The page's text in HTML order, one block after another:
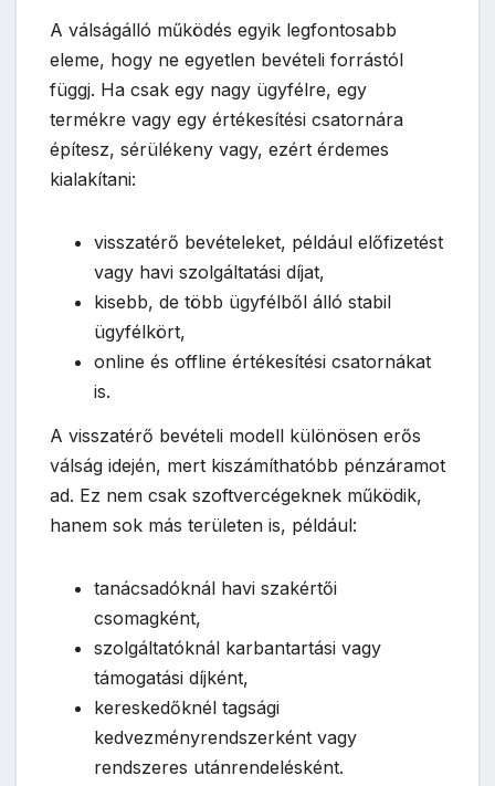
A válságálló működés egyik legfontosabb
eleme, hogy ne egyetlen bevételi forrástól
függj. Ha csak egy nagy ügyfélre, egy
termékre vagy egy értékesítési csatornára
építesz, sérülékeny vagy, ezért érdemes
kialakítani:
visszatérő bevételeket, például előfizetést
vagy havi szolgáltatási díjat,
kisebb, de több ügyfélből álló stabil
ügyfélkört,
online és offline értékesítési csatornákat
is.
A visszatérő bevételi modell különösen erős
válság idején, mert kiszámíthatóbb pénzáramot
ad. Ez nem csak szoftvercégeknek működik,
hanem sok más területen is, például:
tanácsadóknál havi szakértői
csomagként,
szolgáltatóknál karbantartási vagy
támogatási díjként,
kereskedőknél tagsági
kedvezményrendszerként vagy
rendszeres utánrendelésként.